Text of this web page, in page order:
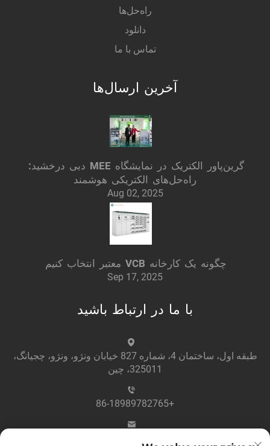
راه‌حل‌ها
دانلود
تماس با ما
آخرین ارسال‌ها
گرین‌پاور الکتریک در نمایشگاه MEE دبی درخشید:
راه‌حل‌های الکتریکی هوشمند
Aug 02, 2025
چگونه یک کارخانه VCB معتبر انتخاب کنیم
Sep 17, 2025
با ما در ارتباط باشید
طبقه اول، ساختمان 4، شماره 827 خیابان ونژو، ونژو، چجیانگ،
325011، چین
+86-18989782765